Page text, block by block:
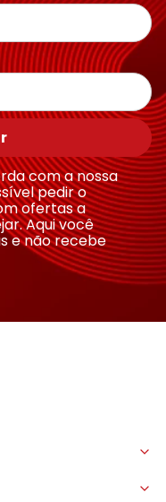
com a nossa
pedir o
ofertas a
Aqui você
e não recebe